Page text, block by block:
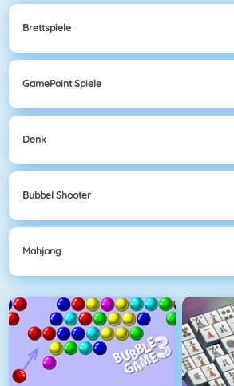
Brettspiele
GamePoint Spiele
Denk
Bubbel Shooter
Mahjong